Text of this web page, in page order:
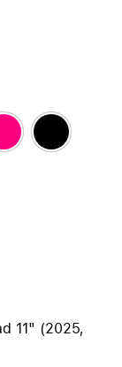
11" (2025,